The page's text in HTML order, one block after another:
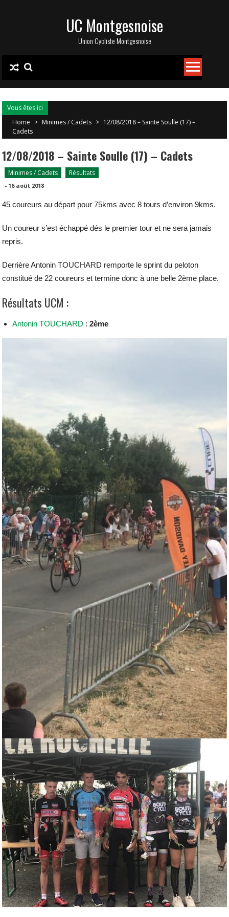
UC Montgesnoise
Union Cycliste Montgesnoise
Vous êtes ici
Home > Minimes / Cadets > 12/08/2018 – Sainte Soulle (17) –
Cadets
12/08/2018 – Sainte Soulle (17) – Cadets
Minimes / Cadets Résultats
- 16 août 2018
45 coureurs au départ pour 75kms avec 8 tours d’environ 9kms.
Un coureur s’est échappé dés le premier tour et ne sera jamais
repris.
Derrière Antonin TOUCHARD remporte le sprint du peloton
constitué de 22 coureurs et termine donc à une belle 2ème place.
Résultats UCM :
Antonin TOUCHARD :2ème